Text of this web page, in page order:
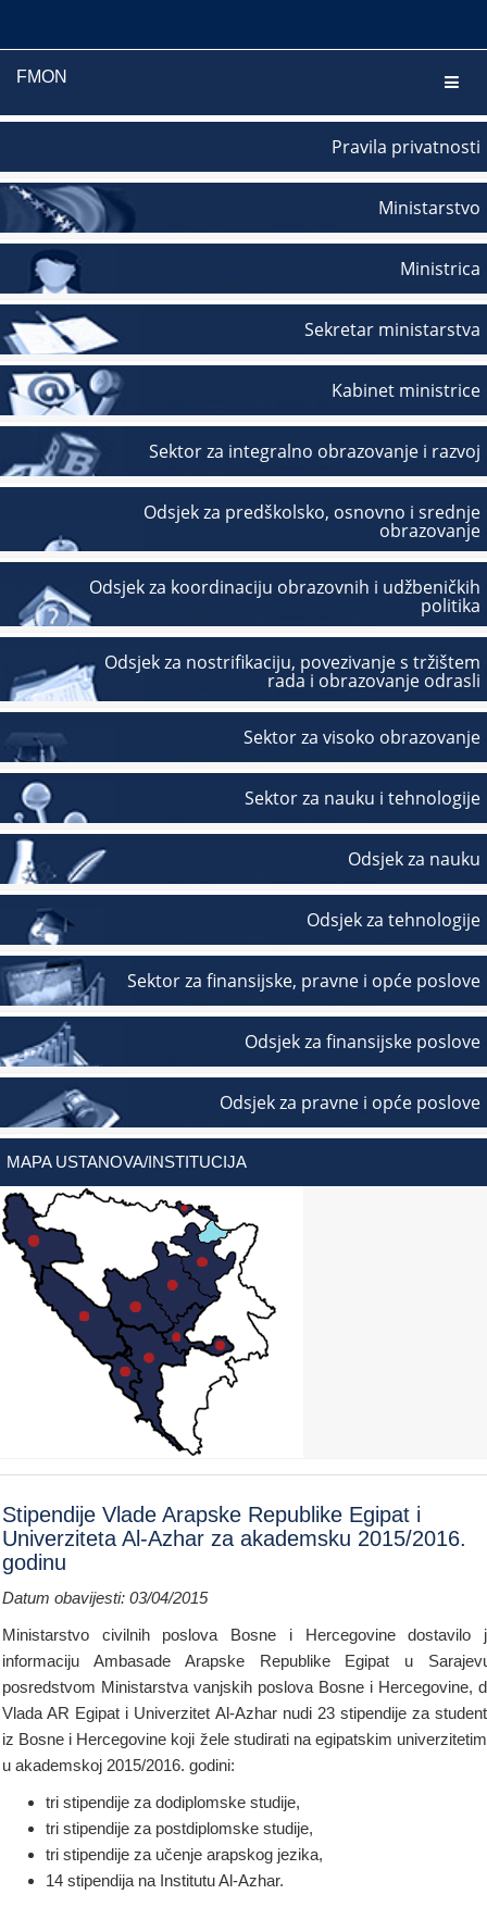
FMON
Pravila privatnosti
Ministarstvo
Ministrica
Sekretar ministarstva
Kabinet ministrice
Sektor za integralno obrazovanje i razvoj
Odsjek za predškolsko, osnovno i srednje
obrazovanje
Odsjek za koordinaciju obrazovnih i udžbeničkih
politika
Odsjek za nostrifikaciju, povezivanje s tržištem
rada i obrazovanje odrasli
Sektor za visoko obrazovanje
Sektor za nauku i tehnologije
Odsjek za nauku
Odsjek za tehnologije
Sektor za finansijske, pravne i opće poslove
Odsjek za finansijske poslove
Odsjek za pravne i opće poslove
MAPA USTANOVA/INSTITUCIJA
Stipendije Vlade Arapske Republike Egipat i
Univerziteta Al-Azhar za akademsku 2015/2016.
godinu
Datum obavijesti: 03/04/2015
Ministarstvo civilnih poslova Bosne i Hercegovine dostavilo
informaciju Ambasade Arapske Republike Egipat u
posredstvom Ministarstva vanjskih poslova Bosne i Hercegovine,
Vlada AR Egipat i Univerzitet Al-Azhar nudi 23 stipendije za
iz Bosne i Hercegovine koji žele studirati na egipatskim
u akademskoj 2015/2016. godini:
tri stipendije za dodiplomske studije,
tri stipendije za postdiplomske studije,
tri stipendije za učenje arapskog jezika,
14 stipendija na Institutu Al-Azhar.